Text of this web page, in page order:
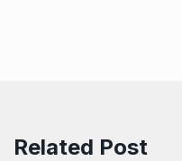
Related Post